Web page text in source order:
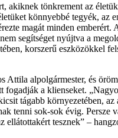
akiknek tönkrement az
könnyebbé tegyék, az
magát minden emberért.
segítséget nyújtva a
korszerű eszközökkel
Attila alpolgármester, és
a klienseket.
tágabb környezetében, az
tenni sok-sok évig. Persze
tesznek” –